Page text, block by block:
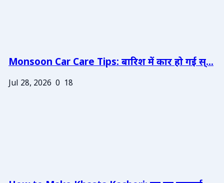
Monsoon Car Care Tips: बारिश में कार हो गई स्...
Jul 28, 2026 0 18